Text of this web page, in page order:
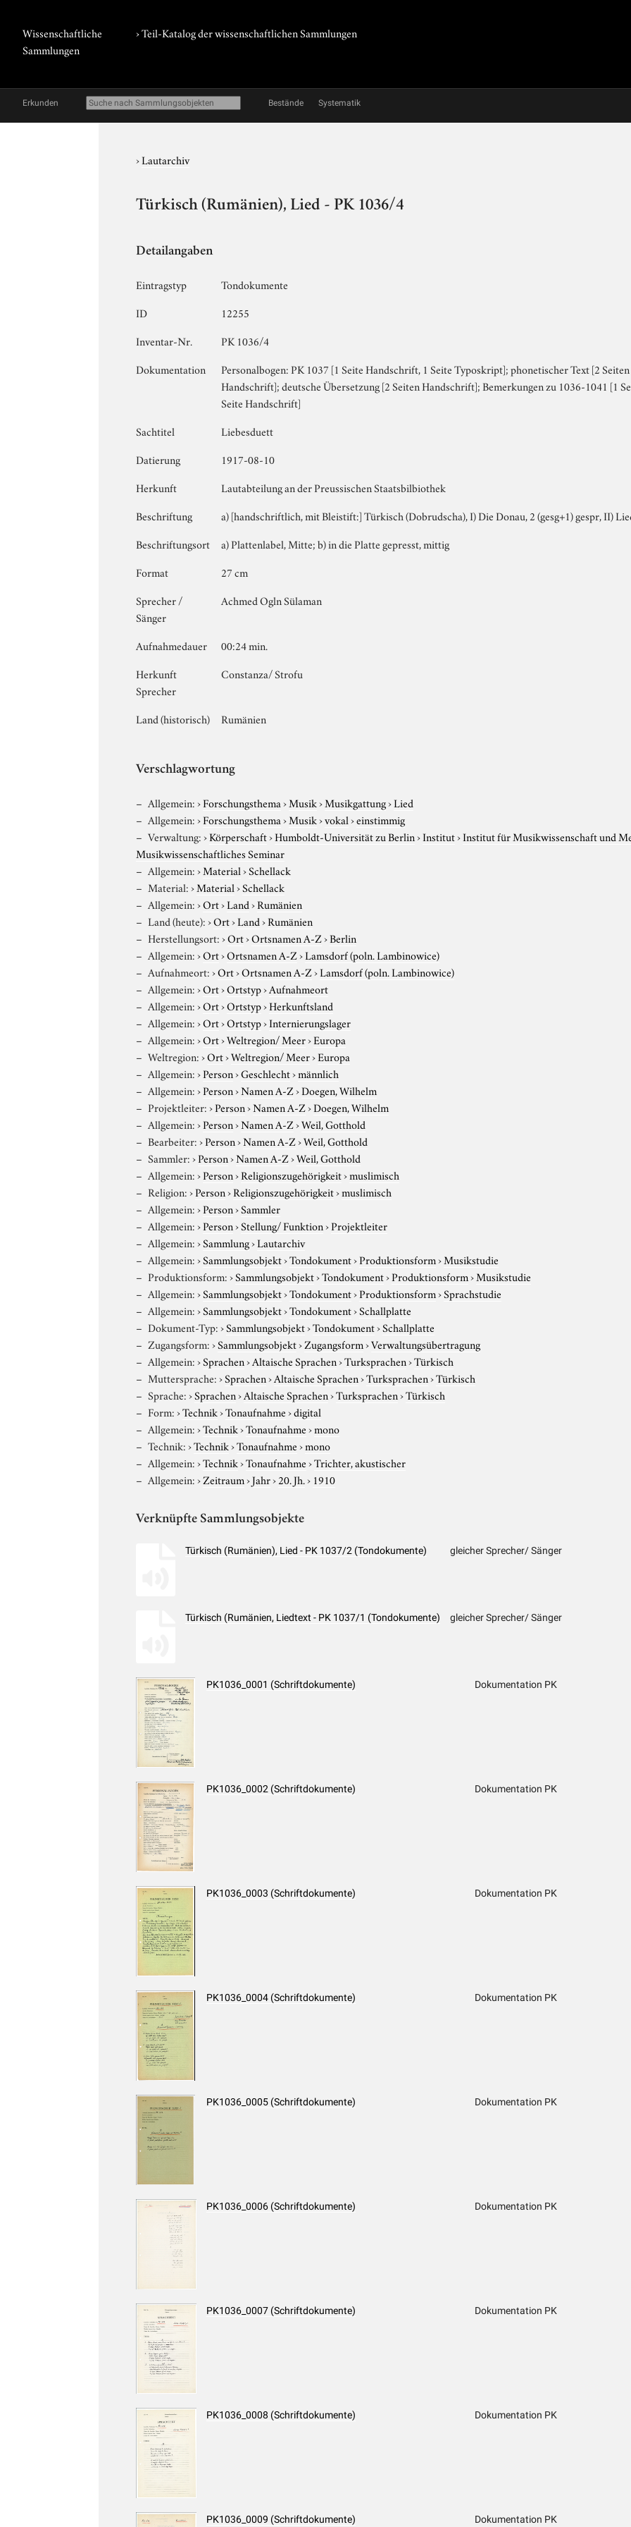
Wissenschaftliche
Sammlungen
› Teil-Katalog der wissenschaftlichen Sammlungen
Erkunden Bestände Systematik
›Lautarchiv
Türkisch (Rumänien), Lied - PK 1036/4
Detailangaben
Eintragstyp
Tondokumente
ID
12255
Inventar-Nr.
PK 1036/4
Dokumentation
Personalbogen: PK 1037 [1 Seite Handschrift, 1 Seite Typoskript]; phonetischer Text [2
Handschrift]; deutsche Übersetzung [2 Seiten Handschrift]; Bemerkungen zu 1036-1041 [1
Seite Handschrift]
Sachtitel
Liebesduett
Datierung
1917-08-10
Herkunft
Lautabteilung an der Preussischen Staatsbilbiothek
Beschriftung
a) [handschriftlich, mit Bleistift:] Türkisch (Dobrudscha), I) Die Donau, 2 (gesg+1) gespr, II)
Beschriftungsort
a) Plattenlabel, Mitte; b) in die Platte gepresst, mittig
Format
27 cm
Sprecher /
Sänger
Achmed Ogln Sülaman
Aufnahmedauer
00:24 min.
Herkunft
Sprecher
Constanza/ Strofu
Land (historisch) Rumänien
Verschlagwortung
Allgemein:›Forschungsthema›Musik›Musikgattung›Lied
Allgemein:›Forschungsthema›Musik›vokal›einstimmig
Verwaltung:›Körperschaft›Humboldt-Universität zu Berlin›Institut›Institut für Musikwissenschaft und
Musikwissenschaftliches Seminar
Allgemein:›Material›Schellack
Material:›Material›Schellack
Allgemein:›Ort›Land›Rumänien
Land (heute):›Ort›Land›Rumänien
Herstellungsort:›Ort›Ortsnamen A-Z›Berlin
Allgemein:›Ort›Ortsnamen A-Z›Lamsdorf (poln. Lambinowice)
Aufnahmeort:›Ort›Ortsnamen A-Z›Lamsdorf (poln. Lambinowice)
Allgemein:›Ort›Ortstyp›Aufnahmeort
Allgemein:›Ort›Ortstyp›Herkunftsland
Allgemein:›Ort›Ortstyp›Internierungslager
Allgemein:›Ort›Weltregion/ Meer›Europa
Weltregion:›Ort›Weltregion/ Meer›Europa
Allgemein:›Person›Geschlecht›männlich
Allgemein:›Person›Namen A-Z›Doegen, Wilhelm
Projektleiter:›Person›Namen A-Z›Doegen, Wilhelm
Allgemein:›Person›Namen A-Z›Weil, Gotthold
Bearbeiter:›Person›Namen A-Z›Weil, Gotthold
Sammler:›Person›Namen A-Z›Weil, Gotthold
Allgemein:›Person›Religionszugehörigkeit›muslimisch
Religion:›Person›Religionszugehörigkeit›muslimisch
Allgemein:›Person›Sammler
Allgemein:›Person›Stellung/ Funktion›Projektleiter
Allgemein:›Sammlung›Lautarchiv
Allgemein:›Sammlungsobjekt›Tondokument›Produktionsform›Musikstudie
Produktionsform:›Sammlungsobjekt›Tondokument›Produktionsform›Musikstudie
Allgemein:›Sammlungsobjekt›Tondokument›Produktionsform›Sprachstudie
Allgemein:›Sammlungsobjekt›Tondokument›Schallplatte
Dokument-Typ:›Sammlungsobjekt›Tondokument›Schallplatte
Zugangsform:›Sammlungsobjekt›Zugangsform›Verwaltungsübertragung
Allgemein:›Sprachen›Altaische Sprachen›Turksprachen›Türkisch
Muttersprache:›Sprachen›Altaische Sprachen›Turksprachen›Türkisch
Sprache:›Sprachen›Altaische Sprachen›Turksprachen›Türkisch
Form:›Technik›Tonaufnahme›digital
Allgemein:›Technik›Tonaufnahme›mono
Technik:›Technik›Tonaufnahme›mono
Allgemein:›Technik›Tonaufnahme›Trichter, akustischer
Allgemein:›Zeitraum›Jahr›20. Jh.› 1910
Verknüpfte Sammlungsobjekte
Türkisch (Rumänien), Lied - PK 1037/2 (Tondokumente) gleicher Sprecher/ Sänger
Türkisch (Rumänien, Liedtext - PK 1037/1 (Tondokumente) gleicher Sprecher/ Sänger
PK1036_0001 (Schriftdokumente) Dokumentation PK
PK1036_0002 (Schriftdokumente) Dokumentation PK
PK1036_0003 (Schriftdokumente) Dokumentation PK
PK1036_0004 (Schriftdokumente) Dokumentation PK
PK1036_0005 (Schriftdokumente) Dokumentation PK
PK1036_0006 (Schriftdokumente) Dokumentation PK
PK1036_0007 (Schriftdokumente) Dokumentation PK
PK1036_0008 (Schriftdokumente) Dokumentation PK
PK1036_0009 (Schriftdokumente) Dokumentation PK